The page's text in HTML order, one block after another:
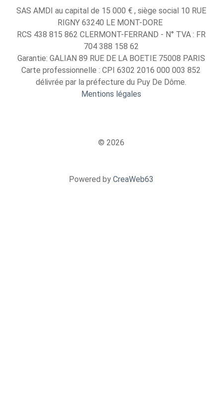
SAS AMDI au capital de 15 000 € , siège social 10 RUE
RIGNY 63240 LE MONT-DORE
RCS 438 815 862 CLERMONT-FERRAND - N° TVA : FR
704 388 158 62
Garantie: GALIAN 89 RUE DE LA BOETIE 75008 PARIS
Carte professionnelle : CPI 6302 2016 000 003 852
délivrée par la préfecture du Puy De Dôme.
Mentions légales
© 2026
Powered by CreaWeb63